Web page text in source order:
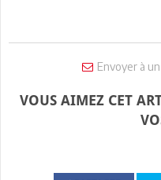
Envoyer à
VOUS AIMEZ CET